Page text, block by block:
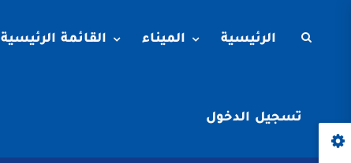
الرئيسية الميناء القائمة الرئيسية
تسجيل الدخول